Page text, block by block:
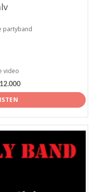
partyband
video